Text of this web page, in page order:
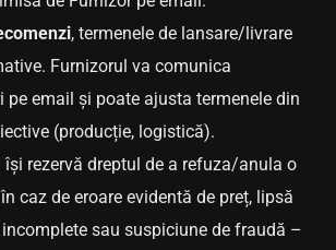
, termenele de lansare/livrare
Furnizorul va comunica
pe email și poate ajusta termenele din
(producție, logistică).
își rezervă dreptul de a refuza/anula o
caz de eroare evidentă de preț, lipsă
sau suspiciune de fraudă –